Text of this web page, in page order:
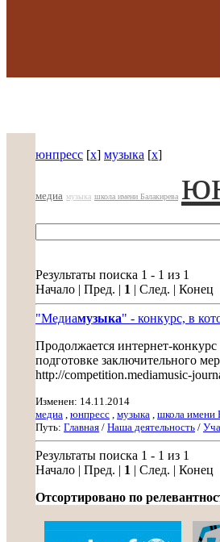
юнпресс [x] музыка [x]
медиа музыка школа имени Балакирева
Результаты поиска 1 - 1 из 1
Начало | Пред. | 1 | След. | Конец
"Медиамузыка" - конкурс, в
Продолжается интернет-конкурс
подготовке заключительного
http://competition.mediamusic-
Изменен: 14.11.2014
медиа , юнпресс , музыка , школа имени
Путь: Главная / Наша деятельность /
Результаты поиска 1 - 1 из 1
Начало | Пред. | 1 | След. | Конец
Отсортировано по